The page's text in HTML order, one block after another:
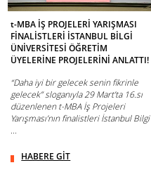
t-MBA İŞ PROJELERİ YARIŞMASI
FİNALİSTLERİ İSTANBUL BİLGİ
ÜNİVERSİTESİ ÖĞRETİM
ÜYELERİNE PROJELERİNİ ANLATTI!
“Daha iyi bir gelecek senin fikrinle
gelecek” sloganıyla 29 Mart’ta 16.sı
düzenlenen t-MBA İş Projeleri
Yarışması’nın finalistleri İstanbul Bilgi
...
HABERE GİT